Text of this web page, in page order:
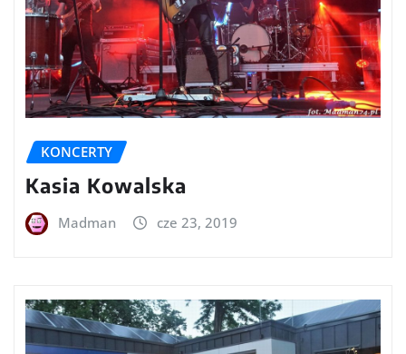
KONCERTY
Kasia Kowalska
Madman cze 23, 2019